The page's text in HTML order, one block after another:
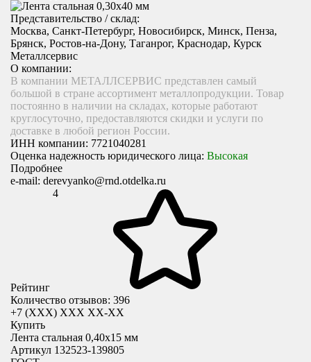
Представительство / склад:
Москва, Санкт-Петербург, Новосибирск, Минск, Пенза,
Брянск, Ростов-на-Дону, Таганрог, Краснодар, Курск
Металлсервис
О компании:
В компании МЕТАЛЛСЕРВИС представлен самый
большой в стране ассортимент металлопродукции. Товар
постоянно в наличии на складах, которые работают
круглосуточно, предоставляются скидки и услуги по
доставке в любой регион России.
ИНН компании: 7721040281
Оценка надежность юридического лица: Высокая
Подробнее
e-mail: derevyanko@rnd.otdelka.ru
Рейтинг
4
Количество отзывов: 396
+7 (XXX) ХХХ ХХ-ХХ
Купить
Лента стальная 0,40х15 мм
Артикул 132523-139805